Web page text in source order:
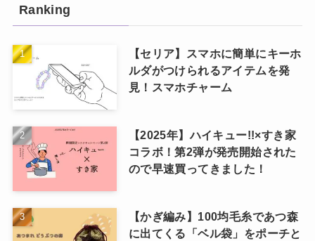
Ranking
【セリア】スマホに簡単にキーホ
ルダがつけられるアイテムを発
見！スマホチャーム
【2025年】ハイキュー!!×すき家
コラボ！第2弾が発売開始された
ので早速買ってきました！
【かぎ編み】100均毛糸であつ森
に出てくる「ベル袋」をポーチと